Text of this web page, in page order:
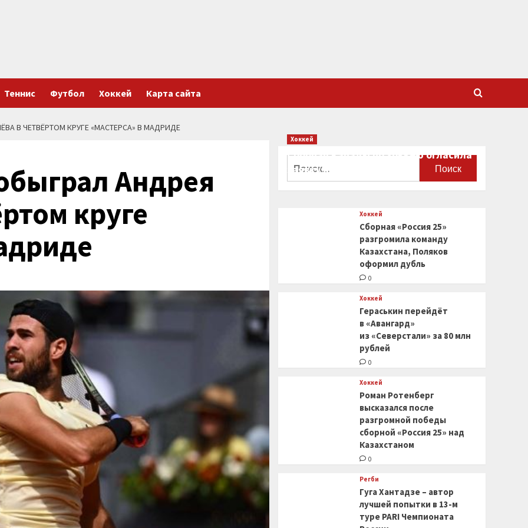
Теннис Футбол Хоккей Карта сайта
В ЧЕТВЁРТОМ КРУГЕ «МАСТЕРСА» В МАДРИДЕ
Андрея
круге
Хоккей
Сборная Канады по хоккею огласила
заявку на чемпионат мира
Хоккей
Сборная «Россия 25»
разгромила команду
Казахстана, Поляков
оформил дубль
0
Хоккей
Гераськин перейдёт
в «Авангард»
из «Северстали» за 80 млн
рублей
0
Хоккей
Роман Ротенберг
высказался после
разгромной победы
сборной «Россия 25» над
Казахстаном
0
Регби
Гуга Хантадзе – автор
лучшей попытки в 13-м
туре PARI Чемпионата